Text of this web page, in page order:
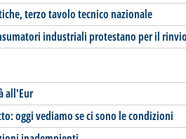
terzo tavolo tecnico nazionale
industriali protestano per il
all'Eur
oggi vediamo se ci sono le condizioni